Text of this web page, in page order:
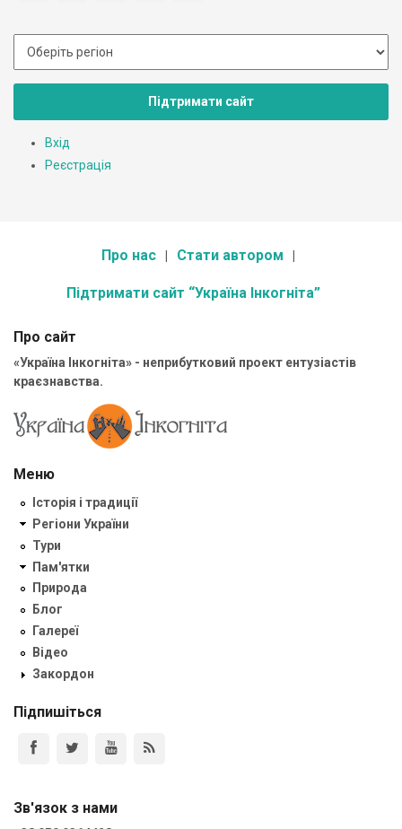
Підтримати сайт
Вхід
Реєстрація
Про нас Стати автором
Підтримати сайт “Україна Інкогніта”
Про сайт
«Україна Інкогніта» - неприбутковий проект ентузіастів
краєзнавства.
Меню
Історія і традиції
Регіони України
Тури
Пам'ятки
Природа
Блог
Галереї
Відео
Закордон
Підпишіться
Зв'язок з нами